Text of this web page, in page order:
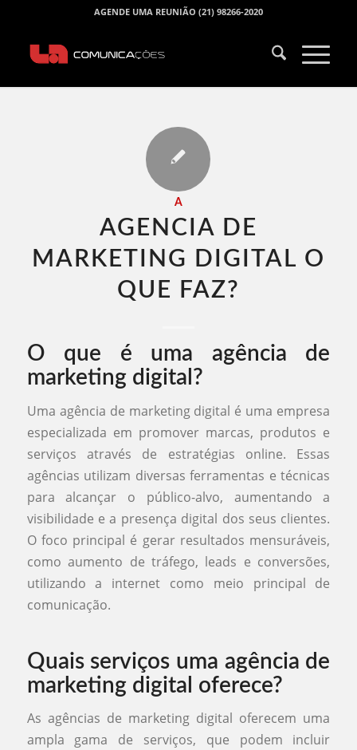
AGENDE UMA REUNIÃO (21) 98266-2020
A
AGENCIA DE
MARKETING DIGITAL O
QUE FAZ​?
O que é uma agência de
marketing digital?
Uma agência de marketing digital é uma empresa
especializada em promover marcas, produtos e
serviços através de estratégias online. Essas
agências utilizam diversas ferramentas e técnicas
para alcançar o público-alvo, aumentando a
visibilidade e a presença digital dos seus clientes.
O foco principal é gerar resultados mensuráveis,
como aumento de tráfego, leads e conversões,
utilizando a internet como meio principal de
comunicação.
Quais serviços uma agência de
marketing digital oferece?
As agências de marketing digital oferecem uma
ampla gama de serviços, que podem incluir